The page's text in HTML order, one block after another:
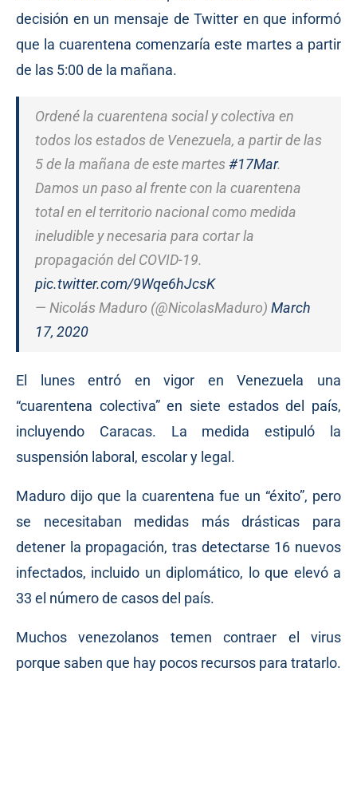
decisión en un mensaje de Twitter en que informó
que la cuarentena comenzaría este martes a partir
de las 5:00 de la mañana.
Ordené la cuarentena social y colectiva en
todos los estados de Venezuela, a partir de las
5 de la mañana de este martes#17Mar.
Damos un paso al frente con la cuarentena
total en el territorio nacional como medida
ineludible y necesaria para cortar la
propagación del COVID-19.
pic.twitter.com/9Wqe6hJcsK
— Nicolás Maduro (@NicolasMaduro) March
17, 2020
El lunes entró en vigor en Venezuela una
“cuarentena colectiva” en siete estados del país,
incluyendo Caracas. La medida estipuló la
suspensión laboral, escolar y legal.
Maduro dijo que la cuarentena fue un “éxito”, pero
se necesitaban medidas más drásticas para
detener la propagación, tras detectarse 16 nuevos
infectados, incluido un diplomático, lo que elevó a
33 el número de casos del país.
Muchos venezolanos temen contraer el virus
porque saben que hay pocos recursos para tratarlo.